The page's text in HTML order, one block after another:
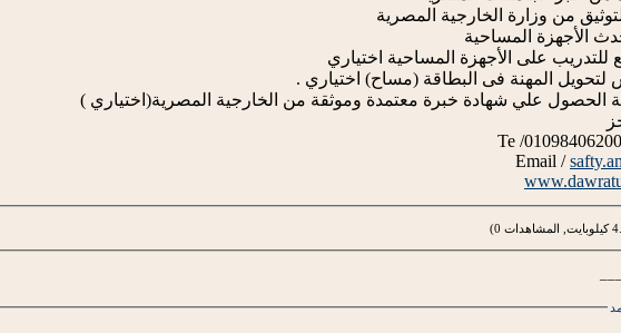
من وزارة الخارجية المصرية
الأجهزة المساحية
على الأجهزة المساحية اختياري
المهنة فى البطاقة (مساح) اختياري .
الحصول علي شهادة خبرة معتمدة وموثقة من الخارجية المصرية(اختياري )